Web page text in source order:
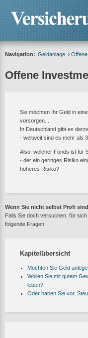
Navigation: Geldanlage
Offene
Sie möchten Ihr Geld in
vorsorgen...
In Deutschland gibt es
- weltweit sind es mehr als
Also: welcher Fonds ist für
- der ein geringes Risiko
höheres Risiko?
Wenn Sie nicht selbst Profi
Falls Sie doch versuchen, für
folgende Fragen:
Kapitelübersicht
Möchten Sie Geld
Wollen Sie mit gutem
leben?
Oder haben Sie vor,